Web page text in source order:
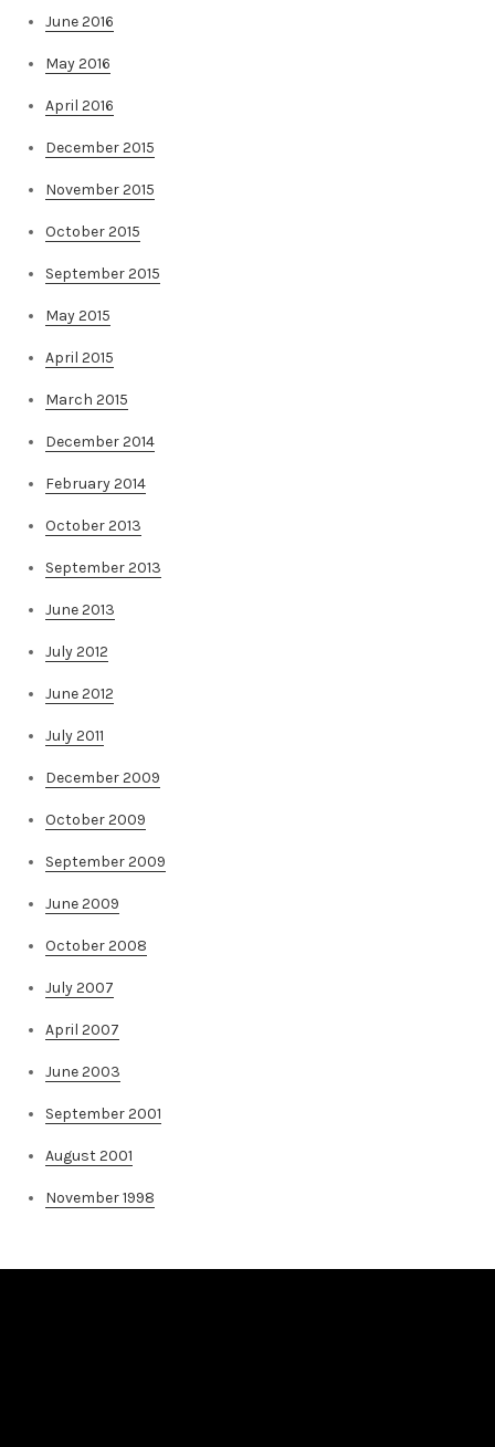
June 2016
May 2016
April 2016
December 2015
November 2015
October 2015
September 2015
May 2015
April 2015
March 2015
December 2014
February 2014
October 2013
September 2013
June 2013
July 2012
June 2012
July 2011
December 2009
October 2009
September 2009
June 2009
October 2008
July 2007
April 2007
June 2003
September 2001
August 2001
November 1998